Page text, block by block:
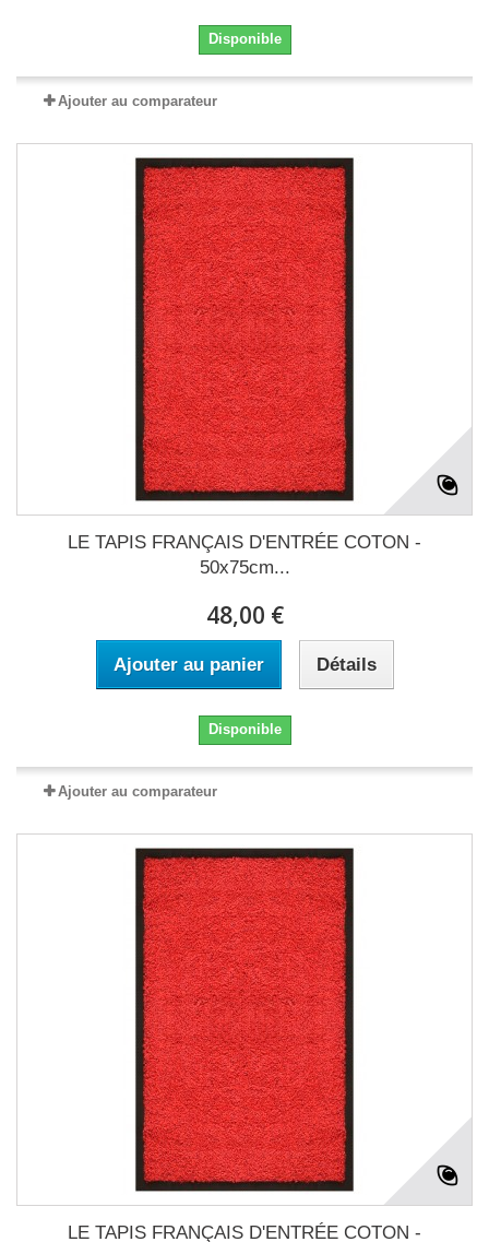
Disponible
Ajouter au comparateur
LE TAPIS FRANÇAIS D'ENTRÉE COTON -
50x75cm...
48,00 €
Ajouter au panier Détails
Disponible
Ajouter au comparateur
LE TAPIS FRANÇAIS D'ENTRÉE COTON -